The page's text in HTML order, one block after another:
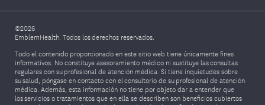
©2026
EmblemHealth. Todos los derechos reservados.
Todo el contenido proporcionado en este sitio web tiene únicamente fines
informativos. No constituye asesoramiento médico ni sustituye las consultas
regulares con su profesional de atención médica. Si tiene inquietudes sobre
su salud, póngase en contacto con el consultorio de su profesional de atención
médica. Además, esta información no tiene por objeto dar a entender que
los servicios o tratamientos que en ella se describen son beneficios cubiertos